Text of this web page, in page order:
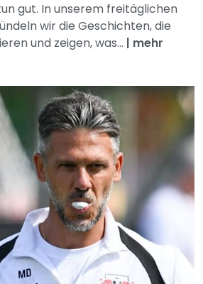
gut. In unserem freitäglichen
wir die Geschichten, die
und zeigen, was... | mehr